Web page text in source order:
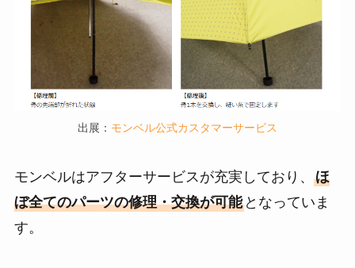
出展： モンベル公式カスタマーサービス
モンベルはアフターサービスが充実しており、 ほ
ぼ全てのパーツの修理・交換が可能となっていま
す。